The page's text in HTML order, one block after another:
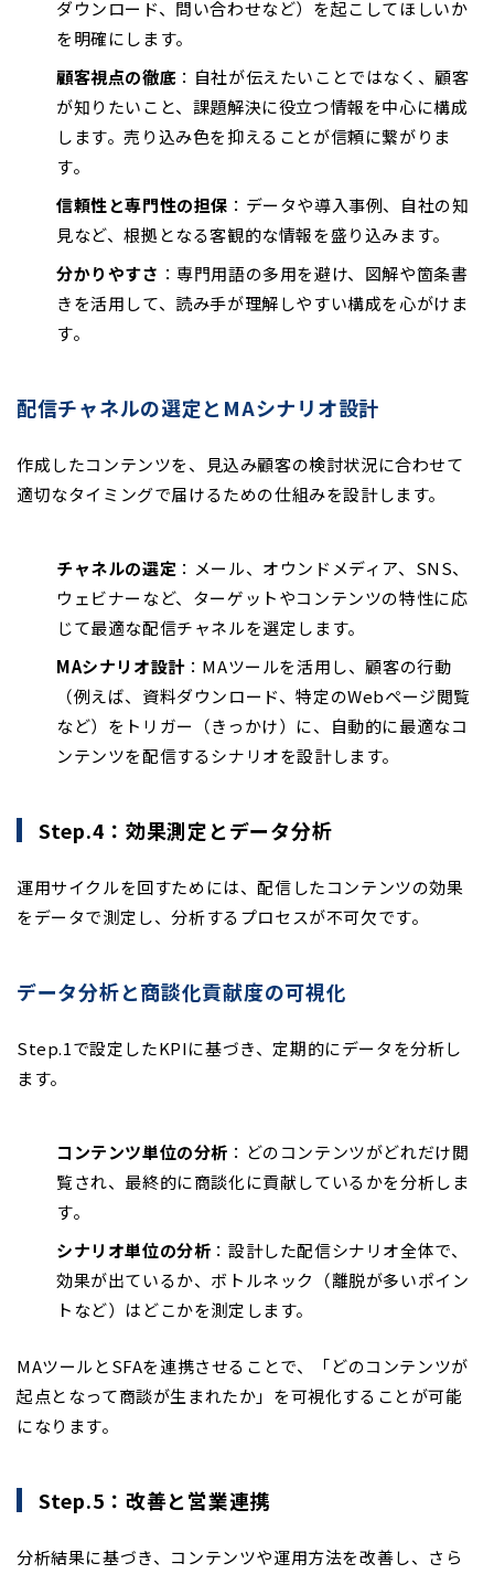
ダウンロード、問い合わせなど）を起こしてほしいか
を明確にします。
顧客視点の徹底 ：自社が伝えたいことではなく、顧客
が知りたいこと、課題解決に役立つ情報を中心に構成
します。売り込み色を抑えることが信頼に繋がりま
す。
信頼性と専門性の担保 ：データや導入事例、自社の知
見など、根拠となる客観的な情報を盛り込みます。
分かりやすさ ：専門用語の多用を避け、図解や箇条書
きを活用して、読み手が理解しやすい構成を心がけま
す。
配信チャネルの選定とMAシナリオ設計
作成したコンテンツを、見込み顧客の検討状況に合わせて
適切なタイミングで届けるための仕組みを設計します。
チャネルの選定 ：メール、オウンドメディア、SNS、
ウェビナーなど、ターゲットやコンテンツの特性に応
じて最適な配信チャネルを選定します。
MAシナリオ設計：MAツールを活用し、顧客の行動
（例えば、資料ダウンロード、特定のWebページ閲覧
など）をトリガー（きっかけ）に、自動的に最適なコ
ンテンツを配信するシナリオを設計します。
Step.4：効果測定とデータ分析
運用サイクルを回すためには、配信したコンテンツの効果
をデータで測定し、分析するプロセスが不可欠です。
データ分析と商談化貢献度の可視化
Step.1で設定したKPIに基づき、定期的にデータを分析し
ます。
コンテンツ単位の分析 ：どのコンテンツがどれだけ閲
覧され、最終的に商談化に貢献しているかを分析しま
す。
シナリオ単位の分析 ：設計した配信シナリオ全体で、
効果が出ているか、ボトルネック（離脱が多いポイン
トなど）はどこかを測定します。
MAツールとSFAを連携させることで、「どのコンテンツが
起点となって商談が生まれたか」を可視化することが可能
になります。
Step.5：改善と営業連携
分析結果に基づき、コンテンツや運用方法を改善し、さら